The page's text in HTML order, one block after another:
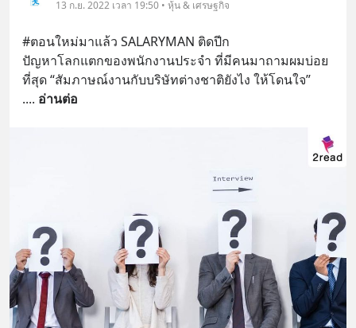
13 ก.ย. 2022 เวลา 19:50 • หุ้น & เศรษฐกิจ
#ตอนใหม่มาแล้ว SALARYMAN ติดปีก
ปัญหาโลกแตกของพนักงานประจำ ที่มีคนมาถามผมบ่อย
ที่สุด “สัมภาษณ์งานกับบริษัทต่างชาติยังไง ให้โดนใจ”
.... อ่านต่อ